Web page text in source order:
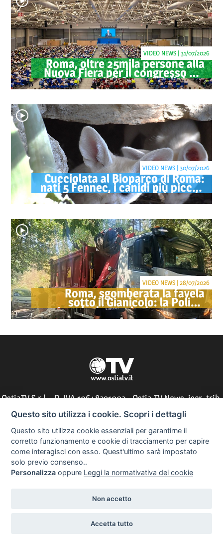
Roma, oltre 25mila persone alla
Nuova Fiera per il congresso dei
Testimoni di Geova "Felici per
sempre"
VIDEO NEWS | 31/07/2026
Cucciolata al Bioparco di Roma:
nati 5 Fennec, i canidi più piccoli
del mondo
VIDEO NEWS | 30/07/2026
Roma, sgomberata la favela
sotto il Gianicolo: la Polizia
Locale denuncia due persone
VIDEO NEWS | 28/07/2026
OstiaTV S.r.l. - P. IVA 10648291002 - Ostia TV News, iscr. trib.
di Roma n° 197/2010 - direttore responsabile: Silvia Tocci
Informazioni utili
Copyright 2023
Realizzazione siti web
Questo sito utilizza i cookie. Scopri i dettagli
Questo sito utilizza cookie essenziali per garantirne il
corretto funzionamento e cookie di tracciamento per capire
come interagisci con esso. Quest'ultimo sarà impostato
solo previo consenso..
Personalizza oppure Leggi la normativativa dei cookie
Non accetto
Accetta tutto